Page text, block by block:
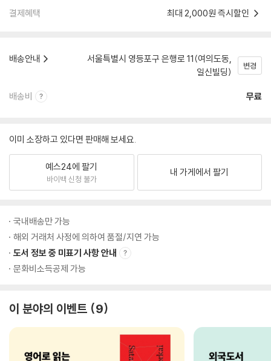
결제혜택 최대 2,000원 즉시할인
배송안내
서울특별시 영등포구 은행로 11(여의도동,
일신빌딩)
변경
배송비 무료
이미 소장하고 있다면 판매해 보세요.
예스24에 팔기
바이백 신청 불가
내 가게에서 팔기
국내배송만 가능
해외 거래처 사정에 의하여 품절/지연 가능
도서 정보 중 미표기 사항 안내
문화비소득공제 가능
이 분야의 이벤트 9